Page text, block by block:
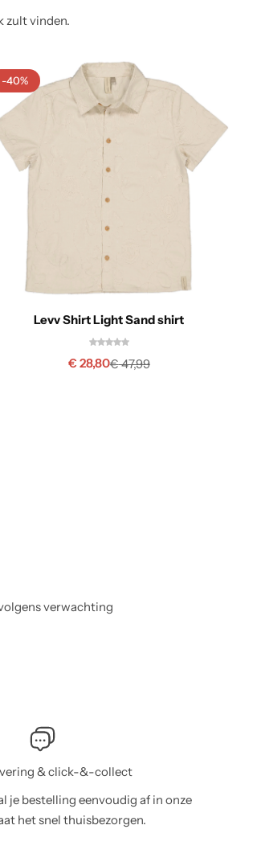
zult vinden.
-40%
Levv Shirt Light Sand shirt
€47,99
€ 28,80
duidelijke website. Zou het fijn vinden
& click-&-collect
je bestelling eenvoudig af in onze
het snel thuisbezorgen.